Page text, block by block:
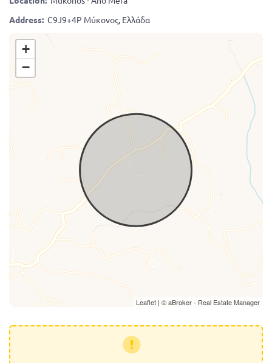
Address: C9J9+4P Μύκονος, Ελλάδα
+
−
Leaflet | ©aBroker - Real Estate Manager